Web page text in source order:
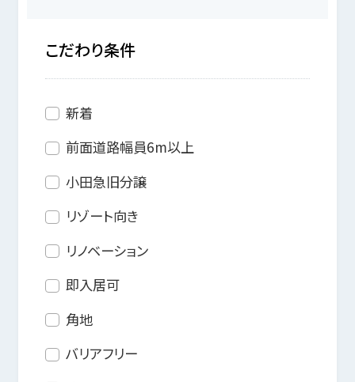
こだわり条件
新着
前面道路幅員6m以上
小田急旧分譲
リゾート向き
リノベーション
即入居可
角地
バリアフリー